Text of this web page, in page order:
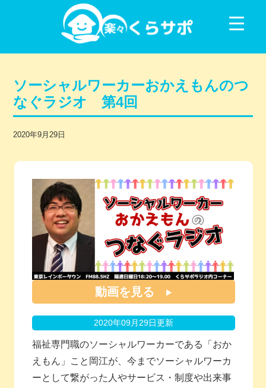
コンテンツに移動
ソーシャルワーカーおかえもんのつ
なぐラジオ 第4回
2020年9月29日
動画を見る
2020年09月29日更新
福祉専門職のソーシャルワーカーである「おか
えもん」こと岡江が、今までソーシャルワーカ
ーとして繋がった人やサービス・制度や出来事